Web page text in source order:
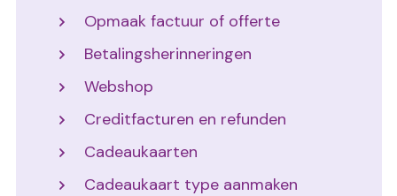
Opmaak factuur of offerte
Betalingsherinneringen
Webshop
Creditfacturen en refunden
Cadeaukaarten
Cadeaukaart type aanmaken